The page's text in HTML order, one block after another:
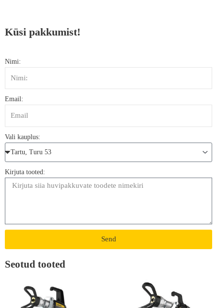
Küsi pakkumist!
Nimi:
Email:
Vali kauplus:
Kirjuta tooted:
Send
Seotud tooted